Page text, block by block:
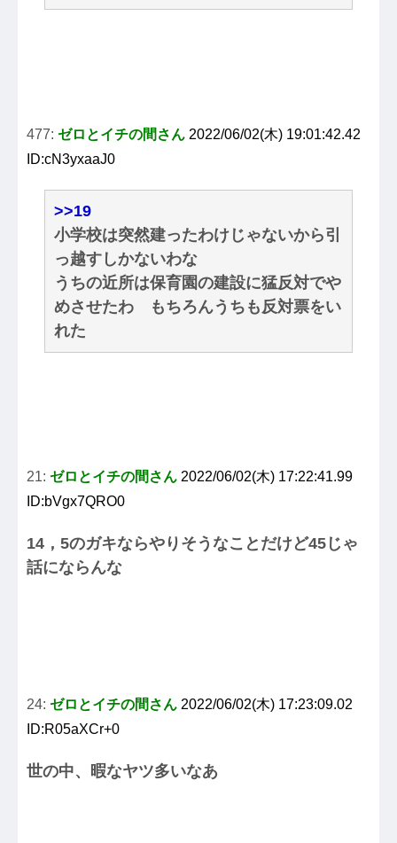
477: ゼロとイチの間さん 2022/06/02(木) 19:01:42.42
ID:cN3yxaaJ0
>>19
小学校は突然建ったわけじゃないから引
っ越すしかないわな
うちの近所は保育園の建設に猛反対でや
めさせたわ もちろんうちも反対票をい
れた
21: ゼロとイチの間さん 2022/06/02(木) 17:22:41.99
ID:bVgx7QRO0
14，5のガキならやりそうなことだけど45じゃ
話にならんな
24: ゼロとイチの間さん 2022/06/02(木) 17:23:09.02
ID:R05aXCr+0
世の中、暇なヤツ多いなあ